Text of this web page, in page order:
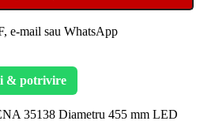
e-mail sau WhatsApp
& potrivire
35138 Diametru 455 mm LED